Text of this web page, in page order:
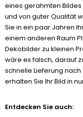
eines gerahmten
und von guter Qualität
Sie in ein paar Jahren
einem anderen Raum
Dekobilder zu kleinen
wäre es falsch, darauf
schnelle Lieferung
erhalten Sie Ihr Bild in
Entdecken Sie auch: